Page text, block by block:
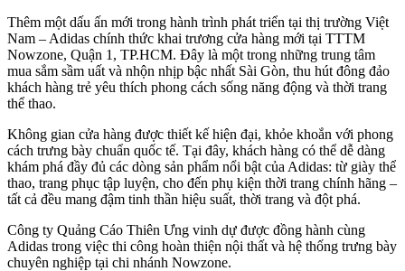
Thêm một dấu ấn mới trong hành trình phát triển tại thị trường Việt
Nam – Adidas chính thức khai trương cửa hàng mới tại TTTM
Nowzone, Quận 1, TP.HCM. Đây là một trong những trung tâm
mua sắm sầm uất và nhộn nhịp bậc nhất Sài Gòn, thu hút đông đảo
khách hàng trẻ yêu thích phong cách sống năng động và thời trang
thể thao.
Không gian cửa hàng được thiết kế hiện đại, khỏe khoắn với phong
cách trưng bày chuẩn quốc tế. Tại đây, khách hàng có thể dễ dàng
khám phá đầy đủ các dòng sản phẩm nổi bật của Adidas: từ giày thể
thao, trang phục tập luyện, cho đến phụ kiện thời trang chính hãng –
tất cả đều mang đậm tinh thần hiệu suất, thời trang và đột phá.
Công ty Quảng Cáo Thiên Ưng vinh dự được đồng hành cùng
Adidas trong việc thi công hoàn thiện nội thất và hệ thống trưng bày
chuyên nghiệp tại chi nhánh Nowzone.